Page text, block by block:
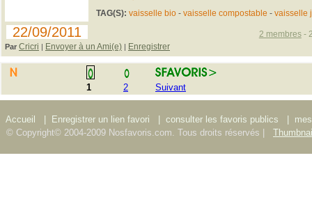
22/09/2011
TAG(S): vaisselle bio- vaisselle compostable - vaisselle
Par Cricri | Envoyer à un Ami(e) | Enregistrer
2 membres-
1 2 Suivant
Accueil Enregistrer un lien favori consulter les favoris publics
© Copyright© 2004-2009 Nosfavoris.com. Tous droits réservés |